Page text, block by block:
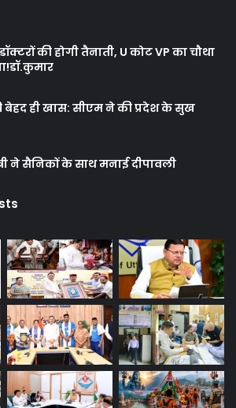
की होगी तैनाती, U कोट VP का चौथा
बेहद ही खास: सीएम ने की प्रदेश के सुख
ने सैनिकों के साथ मनाई दीपावली